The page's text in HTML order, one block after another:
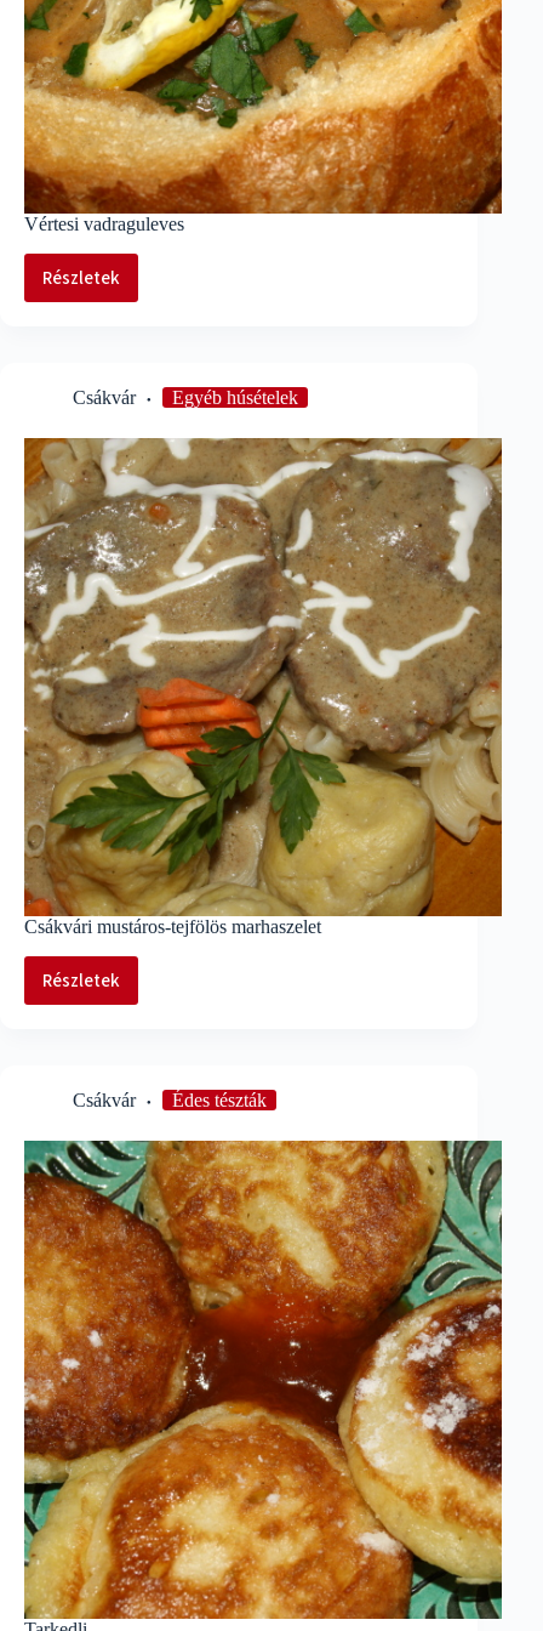
Vértesi vadraguleves
Részletek
Vértesi
Csákvár Egyéb húsételek
Csákvári mustáros-tejfölös marhaszelet
Részletek
Csákvári
Csákvár Édes tészták